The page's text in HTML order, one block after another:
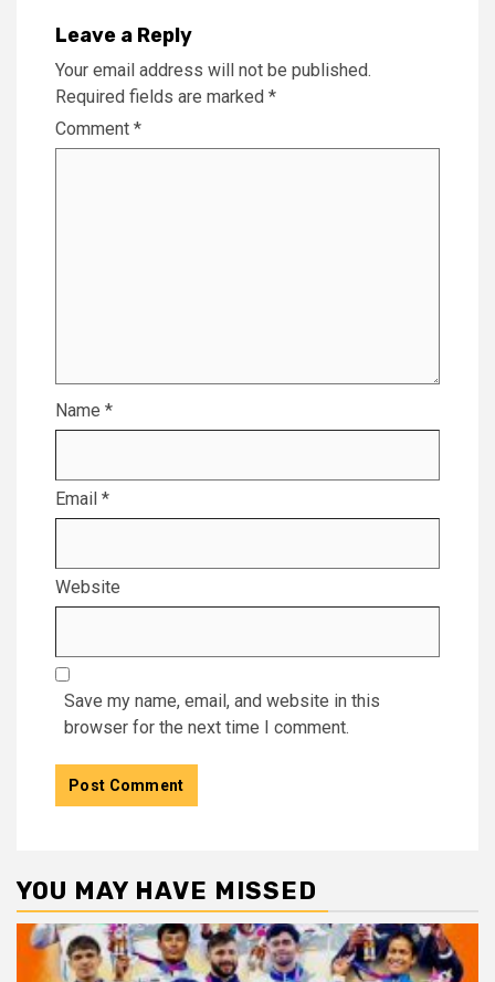
Leave a Reply
Your email address will not be published.
Required fields are marked *
Comment *
Name *
Email *
Website
Save my name, email, and website in this
browser for the next time I comment.
YOU MAY HAVE MISSED